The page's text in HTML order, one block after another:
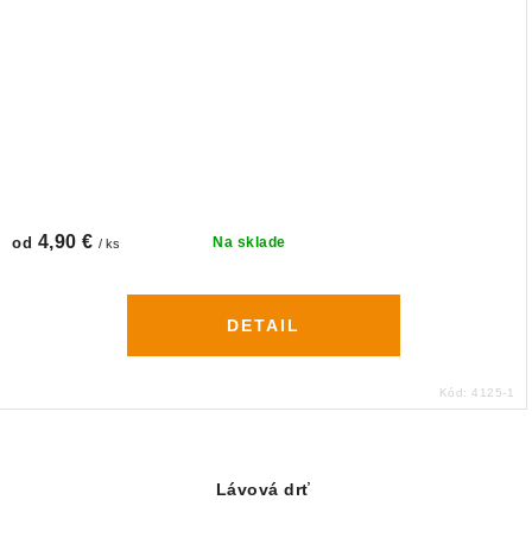
Na sklade
od 4,90 € / ks
DETAIL
Kód: 4125-1
Lávová drť